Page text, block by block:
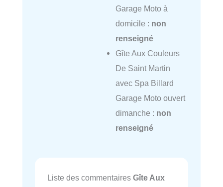
Garage Moto à
domicile : non
renseigné
Gîte Aux Couleurs
De Saint Martin
avec Spa Billard
Garage Moto ouvert
dimanche : non
renseigné
Liste des commentaires Gîte Aux